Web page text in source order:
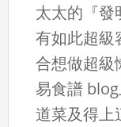
太太的『發
有如此超級
合想做超級
易食譜
道菜及得上